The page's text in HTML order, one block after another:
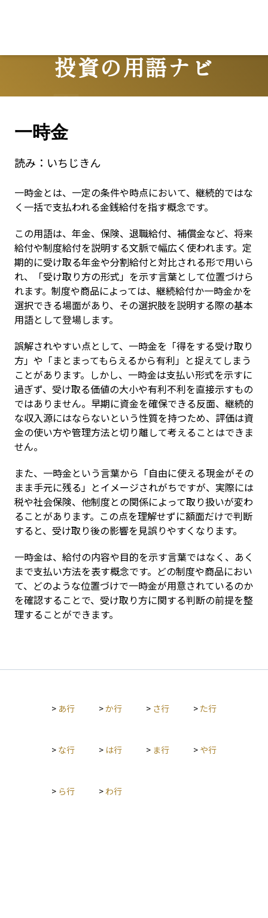
投資の用語ナビ
Terms
一時金
読み： いちじきん
一時金とは、一定の条件や時点において、継続的ではな
く一括で支払われる金銭給付を指す概念です。
この用語は、年金、保険、退職給付、補償金など、将来
給付や制度給付を説明する文脈で幅広く使われます。定
期的に受け取る年金や分割給付と対比される形で用いら
れ、「受け取り方の形式」を示す言葉として位置づけら
れます。制度や商品によっては、継続給付か一時金かを
選択できる場面があり、その選択肢を説明する際の基本
用語として登場します。
誤解されやすい点として、一時金を「得をする受け取り
方」や「まとまってもらえるから有利」と捉えてしまう
ことがあります。しかし、一時金は支払い形式を示すに
過ぎず、受け取る価値の大小や有利不利を直接示すもの
ではありません。早期に資金を確保できる反面、継続的
な収入源にはならないという性質を持つため、評価は資
金の使い方や管理方法と切り離して考えることはできま
せん。
また、一時金という言葉から「自由に使える現金がその
まま手元に残る」とイメージされがちですが、実際には
税や社会保険、他制度との関係によって取り扱いが変わ
ることがあります。この点を理解せずに額面だけで判断
すると、受け取り後の影響を見誤りやすくなります。
一時金は、給付の内容や目的を示す言葉ではなく、あく
まで支払い方法を表す概念です。どの制度や商品におい
て、どのような位置づけで一時金が用意されているのか
を確認することで、受け取り方に関する判断の前提を整
理することができます。
> あ行 >か行 > さ行 > た行
> な行 > は行 > ま行 > や行
> ら行 > わ行